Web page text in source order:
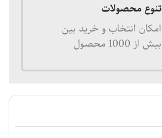
تنوع محصولات
امکان انتخاب و خرید بین
بیش از 1000 محصول